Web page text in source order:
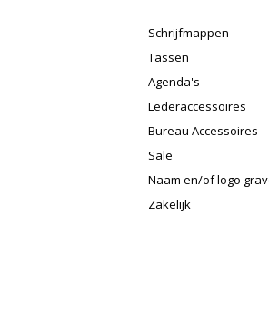
Schrijfmappen
Tassen
Agenda's
Lederaccessoires
Bureau Accessoires
Sale
Naam en/of logo
Zakelijk